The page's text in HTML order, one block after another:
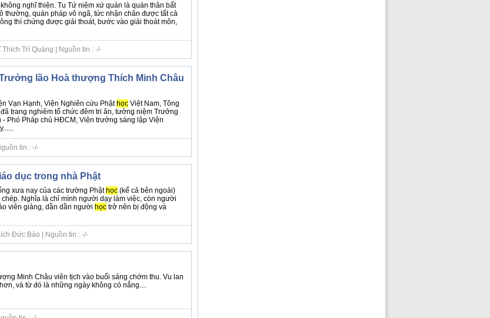
nghĩ thiện. Tu Tứ niệm xứ quán là quán thân bất
thường, quán pháp vô ngã, tức nhận chân được tất cả
thì chứng được giải thoát, bước vào giải thoát môn,
Trí Quảng | Nguồn tin : -/-
lão Hoà thượng Thích Minh Châu
Vạn Hạnh, Viện Nghiên cứu PhậthọcViệt Nam, Tông
trang nghiêm tổ chức đêm tri ân, tưởng niệm Trưởng
Phó Pháp chủ HĐCM, Viện trưởng sáng lập Viện
tin : -/-
dục trong nhà Phật
xưa nay của các trường Phậthọc(kể cả bên ngoài)
Nghĩa là chỉ mình người dạy làm việc, còn người
viên giảng, dần dần người họctrở nên bị động và
Đức Bảo | Nguồn tin : -/-
Minh Châu viên tịch vào buổi sáng chớm thu. Vu lan
và từ đó là những ngày không có nắng....